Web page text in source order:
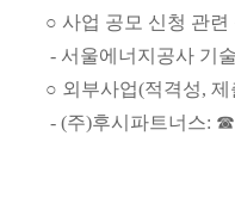
○ 사업 공모 신청 관련
- 서울에너지공사 기
○ 외부사업(적격성, 제
- (주)후시파트너스: ☎